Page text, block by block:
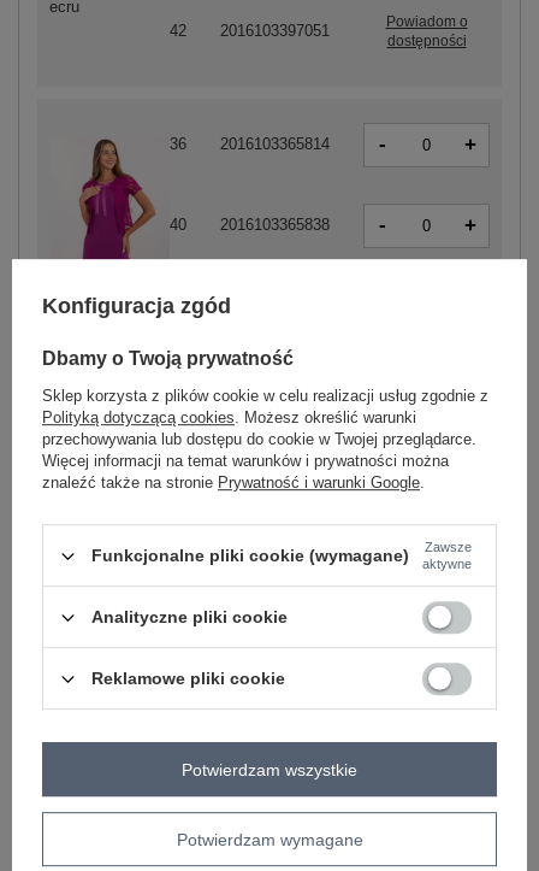
fioletowy
36 2016103365814 - +
40 2016103365838 - +
42 2016103365845
ecru
42 2016103397051
Powiadom o
dostępności
ZALOGUJ SIĘ I ZOBACZ CENĘ
Zadzwoń+48 601 547 740 Zadaj pytanie
skład materiału : 50% leather, 50% bawełna
sposób prania : pranie w pralce w 30°C
gładki
Konfiguracja zgód
Dbamy o Twoją prywatność
Sklep korzysta z plików cookie w celu realizacji usług zgodnie z
Polityką dotyczącą cookies. Możesz określić warunki
przechowywania lub dostępu do cookie w Twojej przeglądarce.
Więcej informacji na temat warunków i prywatności można
znaleźć także na stronie Prywatność i warunki Google.
Funkcjonalne pliki cookie (wymagane)
Zawsze
aktywne
Analityczne pliki cookie
Reklamowe pliki cookie
Potwierdzam wymagane
Potwierdzam wszystkie